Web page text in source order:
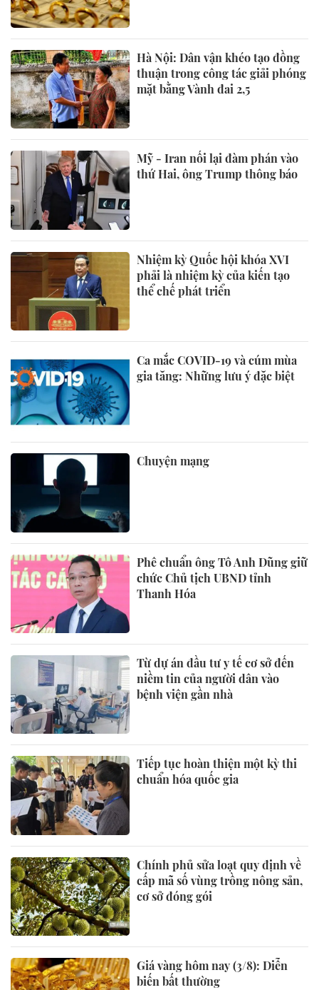
Hà Nội: Dân vận khéo tạo đồng
thuận trong công tác giải phóng
mặt bằng Vành đai 2,5
Mỹ - Iran nối lại đàm phán vào
thứ Hai, ông Trump thông báo
Nhiệm kỳ Quốc hội khóa XVI
phải là nhiệm kỳ của kiến tạo
thể chế phát triển
Ca mắc COVID-19 và cúm mùa
gia tăng: Những lưu ý đặc biệt
Chuyện mạng
Phê chuẩn ông Tô Anh Dũng giữ
chức Chủ tịch UBND tỉnh
Thanh Hóa
Từ dự án đầu tư y tế cơ sở đến
niềm tin của người dân vào
bệnh viện gần nhà
Tiếp tục hoàn thiện một kỳ thi
chuẩn hóa quốc gia
Chính phủ sửa loạt quy định về
cấp mã số vùng trồng nông sản,
cơ sở đóng gói
Giá vàng hôm nay (3/8): Diễn
biến bất thường